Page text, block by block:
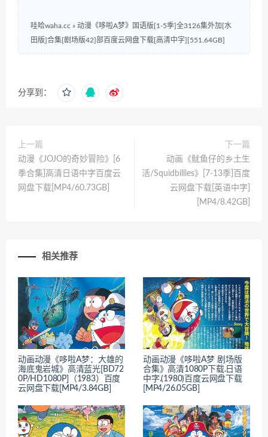
哇哈waha.cc » 动漫《哆啦A梦》国语版[1-5季]全3126集外加[水
田版]合集[剧场版42]部百度云网盘下载[高清中字][551.64GB]
分享到：
上一篇
动漫《JOJO的奇妙冒险》[6
季合集]高清日语中字百度云
网盘下载[MP4/60.73GB]
下一篇
动画《鱿鱼仔的乡土生
活/Squidbillies》[7-13季]百度
云网盘下载[英语中字]
[MP4/8.42GB]
相关推荐
动画动漫《哆啦A梦：大雄的
海底鬼岩城》高清蓝光[BD72
0P/HD1080P]（1983）百度
云网盘下载[MP4/3.84GB]
动画动漫《哆啦A梦 剧场版
合集》高清1080P下载.日语
中字.(1980)百度云网盘下载
[MP4/26.05GB]